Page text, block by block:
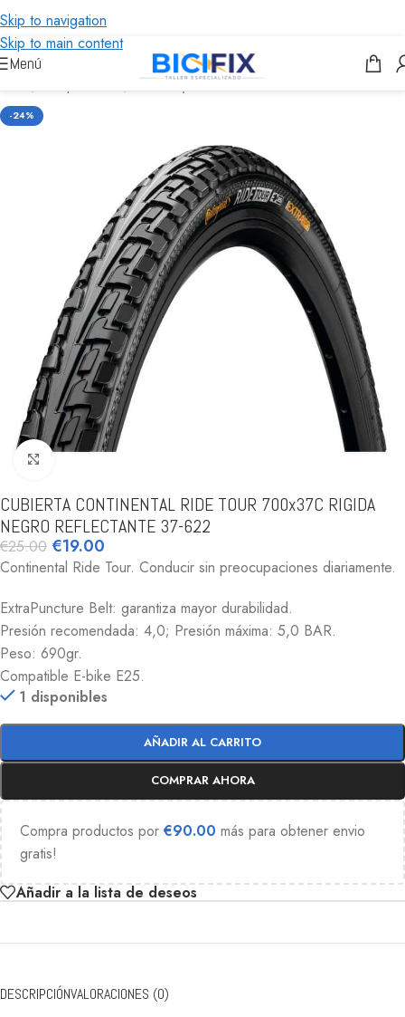
Skip to navigation
Skip to main content
Menú
Ruedas y Cubiertas
-24%
CUBIERTA CONTINENTAL RIDE TOUR 700x37C RIGIDA
NEGRO REFLECTANTE 37-622
€25.00 €19.00
Continental Ride Tour. Conducir sin preocupaciones diariamente.
ExtraPuncture Belt: garantiza mayor durabilidad.
Presión recomendada: 4,0; Presión máxima: 5,0 BAR.
Peso: 690gr.
Compatible E-bike E25.
1 disponibles
AÑADIR AL CARRITO
COMPRAR AHORA
Compra productos por €90.00 más para obtener envio
gratis!
Añadir a la lista de deseos
DESCRIPCIÓNVALORACIONES (0)